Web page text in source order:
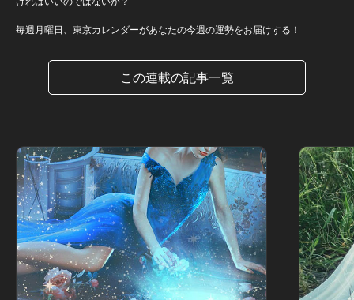
毎週月曜日、東京カレンダーがあなたの今週の運勢をお届けする！
この連載の記事一覧